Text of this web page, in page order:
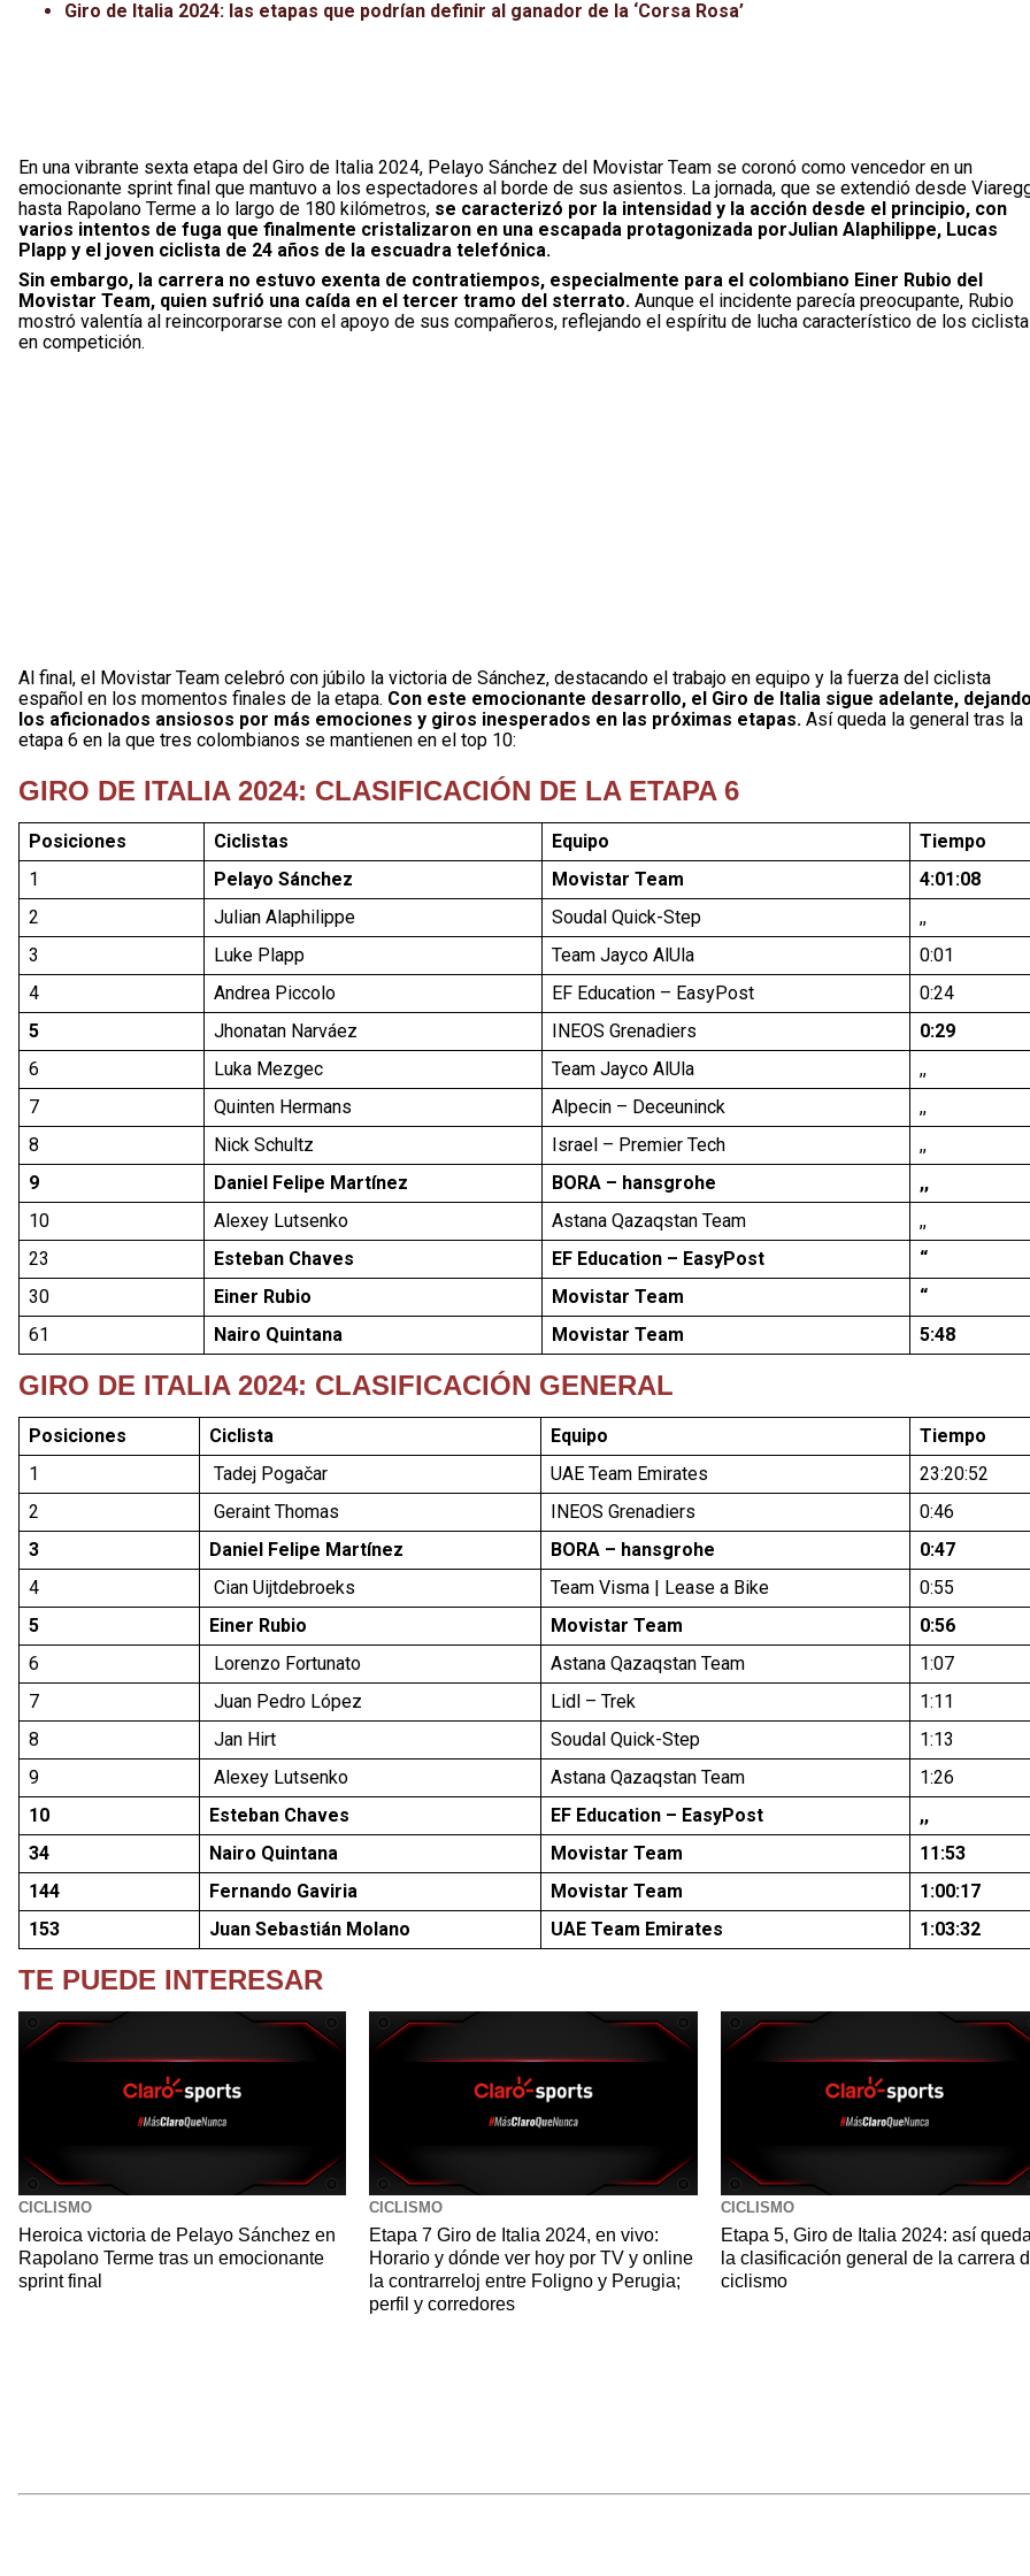
Giro de Italia 2024: las etapas que podrían definir al ganador de la ‘Corsa Rosa’
En una vibrante sexta etapa del Giro de Italia 2024, Pelayo Sánchez del Movistar Team se coronó como vencedor en un
emocionante sprint final que mantuvo a los espectadores al borde de sus asientos. La jornada, que se extendió desde
hasta Rapolano Terme a lo largo de 180 kilómetros, se caracterizó por la intensidad y la acción desde el principio, con
varios intentos de fuga que finalmente cristalizaron en una escapada protagonizada porJulian Alaphilippe, Lucas
Plapp y el joven ciclista de 24 años de la escuadra telefónica.
Sin embargo, la carrera no estuvo exenta de contratiempos, especialmente para el colombiano Einer Rubio del
Movistar Team, quien sufrió una caída en el tercer tramo del sterrato. Aunque el incidente parecía preocupante, Rubio
mostró valentía al reincorporarse con el apoyo de sus compañeros, reflejando el espíritu de lucha característico de los
en competición.
Al final, el Movistar Team celebró con júbilo la victoria de Sánchez, destacando el trabajo en equipo y la fuerza del ciclista
español en los momentos finales de la etapa. Con este emocionante desarrollo, el Giro de Italia sigue adelante,
los aficionados ansiosos por más emociones y giros inesperados en las próximas etapas. Así queda la general tras la
etapa 6 en la que tres colombianos se mantienen en el top 10:
GIRO DE ITALIA 2024: CLASIFICACIÓN DE LA ETAPA 6
Posiciones Ciclistas Equipo
Tiempo
1
Pelayo Sánchez Movistar Team
4:01:08
2
Julian Alaphilippe Soudal Quick-Step
,,
3
Luke Plapp Team Jayco AlUla
0:01
4
Andrea Piccolo EF Education – EasyPost
0:24
5
Jhonatan Narváez INEOS Grenadiers
0:29
6
Luka Mezgec Team Jayco AlUla
,,
7
Quinten Hermans Alpecin – Deceuninck
,,
8
Nick Schultz Israel – Premier Tech
,,
9
Daniel Felipe Martínez BORA – hansgrohe
,,
10
Alexey Lutsenko Astana Qazaqstan Team
,,
23
Esteban Chaves EF Education – EasyPost
“
30
Einer Rubio Movistar Team
“
61
Nairo Quintana Movistar Team 5:48
GIRO DE ITALIA 2024: CLASIFICACIÓN GENERAL
Posiciones Ciclista Equipo
Tiempo
1
Tadej Pogačar UAE Team Emirates
23:20:52
2
Geraint Thomas INEOS Grenadiers
0:46
3
Daniel Felipe Martínez BORA – hansgrohe
0:47
4
Cian Uijtdebroeks Team Visma | Lease a Bike
0:55
5
Einer Rubio Movistar Team
0:56
6
Lorenzo Fortunato Astana Qazaqstan Team
1:07
7
Juan Pedro López Lidl – Trek
1:11
8
Jan Hirt Soudal Quick-Step
1:13
9
Alexey Lutsenko Astana Qazaqstan Team
1:26
10
Esteban Chaves EF Education – EasyPost
,,
34
Nairo Quintana Movistar Team
11:53
144
Fernando Gaviria Movistar Team
1:00:17
153
Juan Sebastián Molano UAE Team Emirates 1:03:32
TE PUEDE INTERESAR
CICLISMO
Heroica victoria de Pelayo Sánchez en
Rapolano Terme tras un emocionante
sprint final
CICLISMO
Etapa 7 Giro de Italia 2024, en vivo:
Horario y dónde ver hoy por TV y online
la contrarreloj entre Foligno y Perugia;
perfil y corredores
CICLISMO
Etapa 5, Giro de Italia 2024: así
la clasificación general de la carrera
ciclismo